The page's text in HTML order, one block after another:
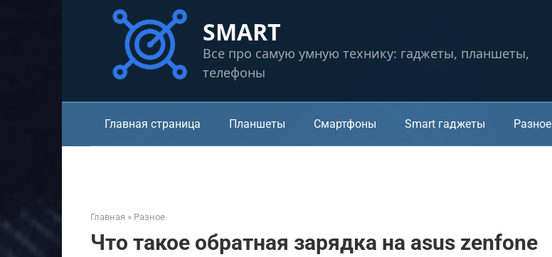
SMART
Все про самую умную технику: гаджеты, планшеты,
телефоны
Главная страница Планшеты Смартфоны Smart гаджеты Разное
Главная » Разное
Что такое обратная зарядка на asus zenfone